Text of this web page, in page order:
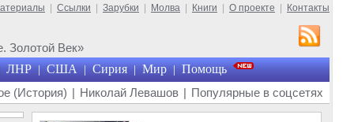
Ссылки Зарубки Молва Книги О проекте Контакты
Золотой Век»
ЛНР | США | Сирия | Мир | Помощь
(История) | Николай Левашов | Популярные в соцсетях